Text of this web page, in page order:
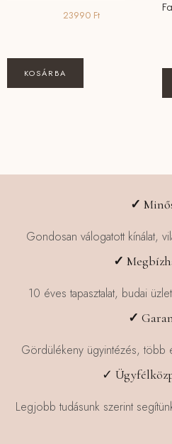
23990 Ft
KOSÁRBA
✓
Gondosan válogatott kínálat,
✓
10 éves tapasztalat, budai
✓
Gördülékeny ügyintézés, több
✓
Legjobb tudásunk szerint